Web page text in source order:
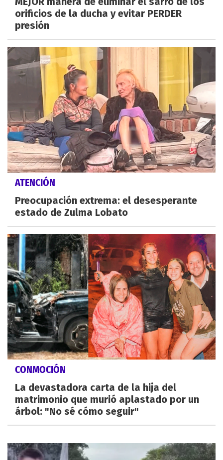
orificios de la ducha y evitar PERDER
presión
ATENCIÓN
Preocupación extrema: el desesperante
estado de Zulma Lobato
CONMOCIÓN
La devastadora carta de la hija del
matrimonio que murió aplastado por un
árbol: "No sé cómo seguir"